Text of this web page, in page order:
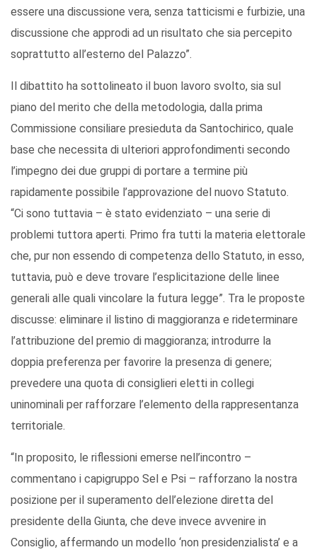
essere una discussione vera, senza tatticismi e furbizie, una
discussione che approdi ad un risultato che sia percepito
soprattutto all’esterno del Palazzo”.
Il dibattito ha sottolineato il buon lavoro svolto, sia sul
piano del merito che della metodologia, dalla prima
Commissione consiliare presieduta da Santochirico, quale
base che necessita di ulteriori approfondimenti secondo
l’impegno dei due gruppi di portare a termine più
rapidamente possibile l’approvazione del nuovo Statuto.
“Ci sono tuttavia – è stato evidenziato – una serie di
problemi tuttora aperti. Primo fra tutti la materia elettorale
che, pur non essendo di competenza dello Statuto, in esso,
tuttavia, può e deve trovare l’esplicitazione delle linee
generali alle quali vincolare la futura legge”. Tra le proposte
discusse: eliminare il listino di maggioranza e rideterminare
l’attribuzione del premio di maggioranza; introdurre la
doppia preferenza per favorire la presenza di genere;
prevedere una quota di consiglieri eletti in collegi
uninominali per rafforzare l’elemento della rappresentanza
territoriale.
“In proposito, le riflessioni emerse nell’incontro –
commentano i capigruppo Sel e Psi – rafforzano la nostra
posizione per il superamento dell’elezione diretta del
presidente della Giunta, che deve invece avvenire in
Consiglio, affermando un modello ‘non presidenzialista’ e a